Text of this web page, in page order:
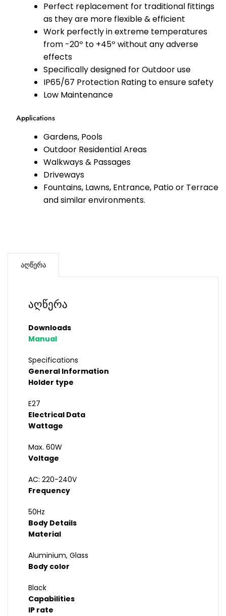
Perfect replacement for traditional fittings
as they are more flexible & efficient
Work perfectly in extreme temperatures
from -20º to +45º without any adverse
effects
Specifically designed for Outdoor use
IP65/67 Protection Rating to ensure safety
Low Maintenance
Applications
Gardens, Pools
Outdoor Residential Areas
Walkways & Passages
Driveways
Fountains, Lawns, Entrance, Patio or Terrace
and similar environments.
აღწერა
აღწერა
Downloads
Manual
Specifications
General Information
Holder type
E27
Electrical Data
Wattage
Max. 60W
Voltage
AC: 220-240V
Frequency
50Hz
Body Details
Material
Aluminium, Glass
Body color
Black
Capabilities
IP rate